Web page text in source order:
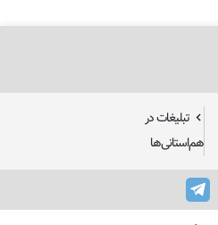
تبلیغات در
هم‌استانی‌ها